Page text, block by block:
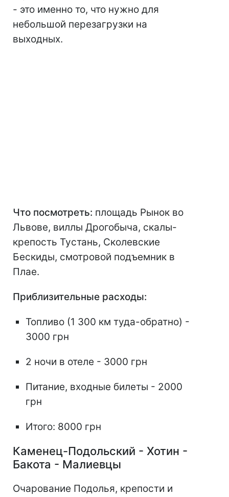
- это именно то, что нужно для
небольшой перезагрузки на
выходных.
Что посмотреть: площадь Рынок во
Львове, виллы Дрогобыча, скалы-
крепость Тустань, Сколевские
Бескиды, смотровой подъемник в
Плае.
Приблизительные расходы:
Топливо (1 300 км туда-обратно) -
3000 грн
2 ночи в отеле - 3000 грн
Питание, входные билеты - 2000
грн
Итого: 8000 грн
Каменец-Подольский - Хотин -
Бакота - Малиевцы
Очарование Подолья, крепости и